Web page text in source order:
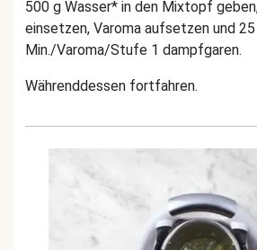
500 g Wasser* in den Mixtopf
einsetzen, Varoma aufsetzen und 25
Min./Varoma/Stufe 1 dampfgaren.
Währenddessen fortfahren.